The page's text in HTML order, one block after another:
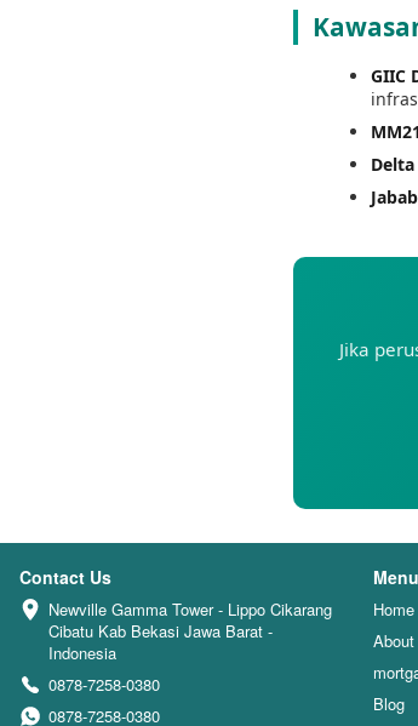
GIIC
Jika
Contact Us
Newville Gamma Tower - Lippo Cikarang
Cibatu Kab Bekasi Jawa Barat -
Indonesia
0878-7258-0380
0878-7258-0380
Menu
Home
About
Blog